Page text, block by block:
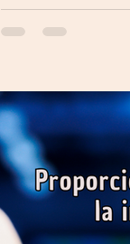
Licitaciones
coordinar a los
uno entienda cuál
anticipadas.